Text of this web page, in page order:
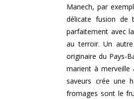
Manech, par
délicate fusion de
parfaitement avec
au terroir. Un
originaire du Pays-
marient à merveille
saveurs crée une
fromages sont le